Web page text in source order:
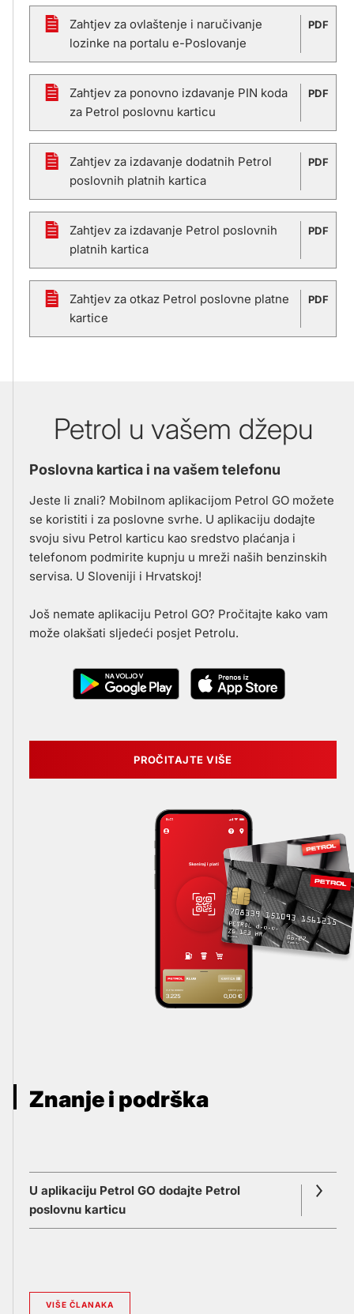
Zahtjev za ovlaštenje i naručivanje
lozinke na portalu e-Poslovanje
PDF
Zahtjev za ponovno izdavanje PIN koda
za Petrol poslovnu karticu
PDF
Zahtjev za izdavanje dodatnih Petrol
poslovnih platnih kartica
PDF
Zahtjev za izdavanje Petrol poslovnih
platnih kartica
PDF
Zahtjev za otkaz Petrol poslovne platne
kartice
PDF
Petrol u vašem džepu
Poslovna kartica i na vašem telefonu
Jeste li znali? Mobilnom aplikacijom Petrol GO možete
se koristiti i za poslovne svrhe. U aplikaciju dodajte
svoju sivu Petrol karticu kao sredstvo plaćanja i
telefonom podmirite kupnju u mreži naših benzinskih
servisa. U Sloveniji i Hrvatskoj!
Još nemate aplikaciju Petrol GO? Pročitajte kako vam
može olakšati sljedeći posjet Petrolu.
PROČITAJTE VIŠE
Znanje i podrška
U aplikaciju Petrol GO dodajte Petrol
poslovnu karticu
VIŠE ČLANAKA